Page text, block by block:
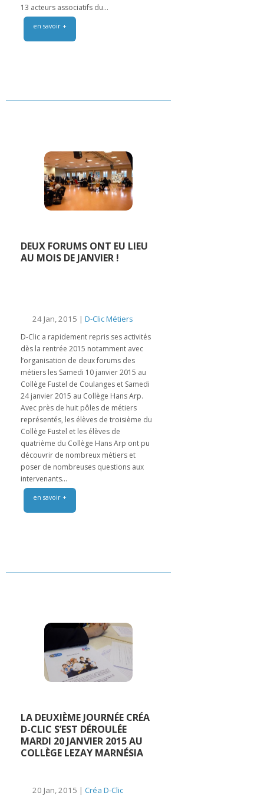
13 acteurs associatifs du...
en savoir +
DEUX FORUMS ONT EU LIEU
AU MOIS DE JANVIER !
24 Jan, 2015 | D-Clic Métiers
D-Clic a rapidement repris ses activités
dès la rentrée 2015 notamment avec
l’organisation de deux forums des
métiers les Samedi 10 janvier 2015 au
Collège Fustel de Coulanges et Samedi
24 janvier 2015 au Collège Hans Arp.
Avec près de huit pôles de métiers
représentés, les élèves de troisième du
Collège Fustel et les élèves de
quatrième du Collège Hans Arp ont pu
découvrir de nombreux métiers et
poser de nombreuses questions aux
intervenants...
en savoir +
LA DEUXIÈME JOURNÉE CRÉA
D-CLIC S’EST DÉROULÉE
MARDI 20 JANVIER 2015 AU
COLLÈGE LEZAY MARNÉSIA
20 Jan, 2015 | Créa D-Clic